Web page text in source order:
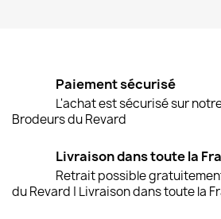
Paiement sécurisé
L'achat est sécurisé sur
Brodeurs du Revard
Livraison dans toute la
Retrait possible
du Revard | Livraison dans toute la